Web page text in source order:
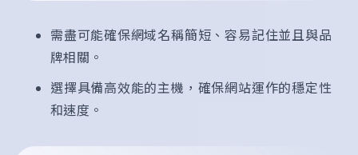
需盡可能確保網域名稱簡短、容易記住並且與品
牌相關。
選擇具備高效能的主機，確保網站運作的穩定性
和速度。